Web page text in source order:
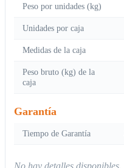
Peso por unidades (kg)
Unidades por caja
Medidas de la caja
Peso bruto (kg) de la
caja
Garantía
Tiempo de Garantía
No hay detalles disponibles.